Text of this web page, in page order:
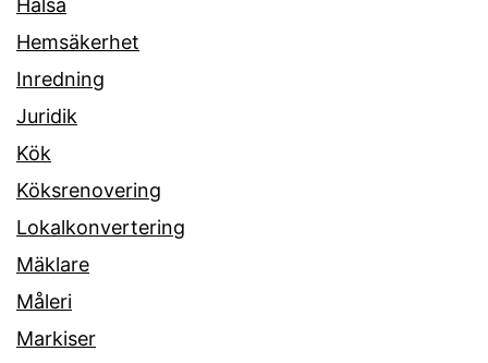
Hälsa
Hemsäkerhet
Inredning
Juridik
Kök
Köksrenovering
Lokalkonvertering
Mäklare
Måleri
Markiser